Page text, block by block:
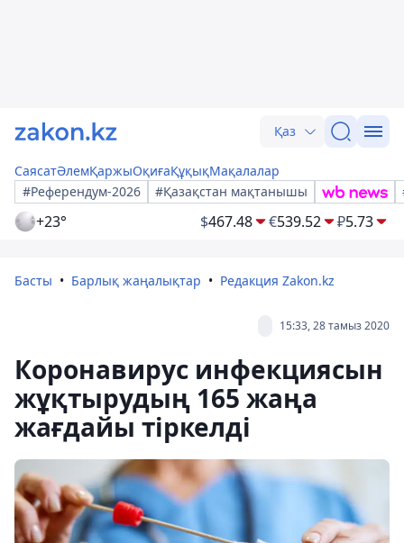
Қаз
СаясатӘлемҚаржыОқиғаҚұқықМақалалар
#Референдум-2026
#Қазақстан мақтанышы
+23° $467.48 €539.52 ₽5.73
Басты Барлық жаңалықтар Редакция Zakon.kz
15:33, 28 тамыз 2020
Коронавирус инфекциясын
жұқтырудың 165 жаңа
жағдайы тіркелді